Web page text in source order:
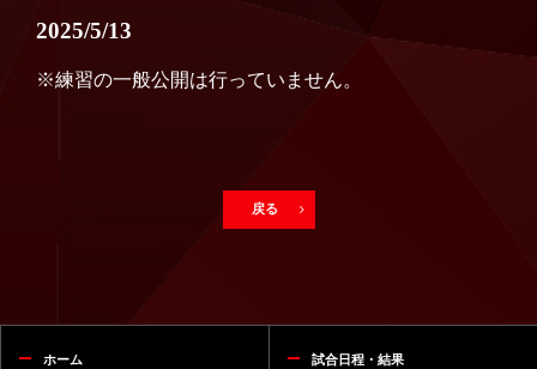
2025/5/13
※練習の一般公開は行っていません。
戻る
ホーム 試合日程・結果